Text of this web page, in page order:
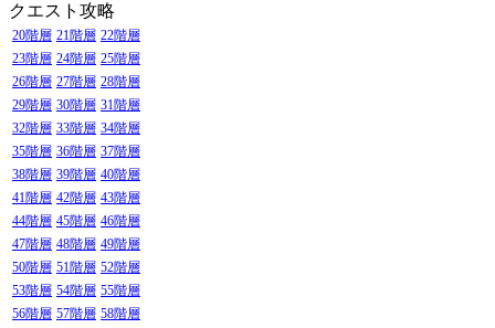
クエスト攻略
20階層 21階層 22階層
23階層 24階層 25階層
26階層 27階層 28階層
29階層 30階層 31階層
32階層 33階層 34階層
35階層 36階層 37階層
38階層 39階層 40階層
41階層 42階層 43階層
44階層 45階層 46階層
47階層 48階層 49階層
50階層 51階層 52階層
53階層 54階層 55階層
56階層 57階層 58階層